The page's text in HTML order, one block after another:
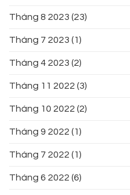
Tháng 8 2023 (23)
Tháng 7 2023 (1)
Tháng 4 2023 (2)
Tháng 11 2022 (3)
Tháng 10 2022 (2)
Tháng 9 2022 (1)
Tháng 7 2022 (1)
Tháng 6 2022 (6)